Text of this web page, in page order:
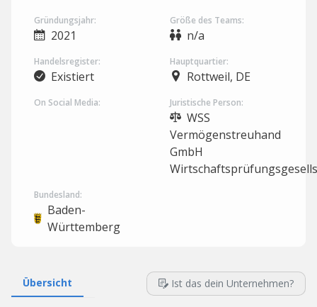
Gründungsjahr:
2021
Größe des Teams:
n/a
Handelsregister:
Existiert
Hauptquartier:
Rottweil, DE
On Social Media: Juristische Person:
WSS
Vermögenstreuhand
GmbH
Bundesland:
Baden-
Württemberg
Übersicht Ist das dein Unternehmen?